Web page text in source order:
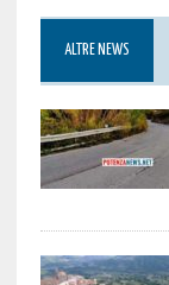
ALTRE NEWS